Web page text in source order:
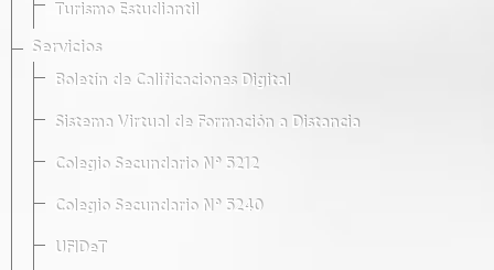
Turismo Estudiantil
Servicios
Boletín de Calificaciones Digital
Sistema Virtual de Formación a Distancia
Colegio Secundario Nº 5212
Colegio Secundario Nº 5240
UFIDeT